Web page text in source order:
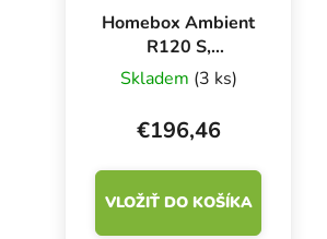
Homebox Ambient
R120 S,
120x60x180 cm
Skladem (3 ks)
€196,46
VLOŽIŤ DO KOŠÍKA